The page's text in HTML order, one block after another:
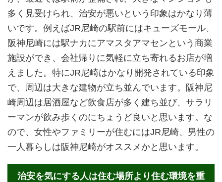
多く見受けられ、治安が悪いという印象はかなり薄
いです。例えばJR尼崎の駅前にはキューズモール、
阪神尼崎には駅ナカにアマスタアマセンという商業
施設ができ、会社帰りに気軽に立ち寄れるお店が増
えました。特にJR尼崎はかなり開発されている印象
で、周辺は大きな建物が立ち並んでいます。阪神尼
崎周辺は居酒屋など飲食店が多く建ち並び、サラリ
ーマンが飲み歩くのにちょうど良いと思います。な
ので、女性やファミリーが住むにはJR尼崎、男性の
一人暮らしは阪神尼崎がオススメかと思います。
治安を気にする人は住む場所より住む環境を重